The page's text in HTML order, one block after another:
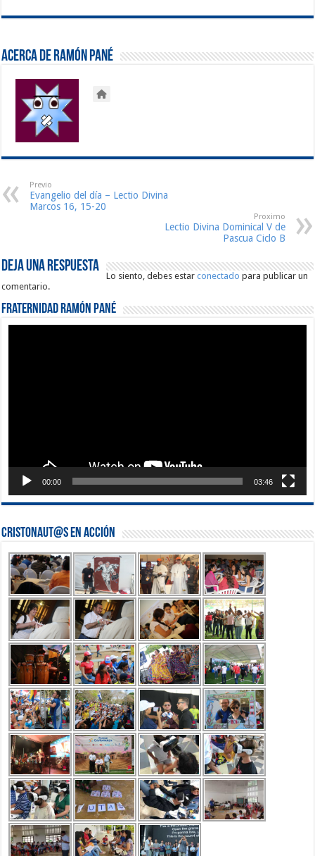
Acerca de Ramón Pané
Previo
Evangelio del día – Lectio Divina
Marcos 16, 15-20
Proximo
Lectio Divina Dominical V de
Pascua Ciclo B
Deja una respuesta
Lo siento, debes estarconectado para publicar un
comentario.
Fraternidad Ramón Pané
00:00 03:46
Cristonaut@s en Acción